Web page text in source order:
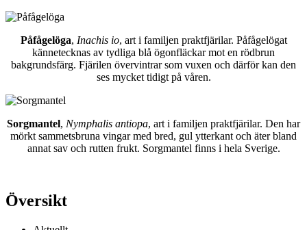
Påfågelöga, Inachis io, art i familjen praktfjärilar. Påfågelögat
kännetecknas av tydliga blå ögonfläckar mot en rödbrun
bakgrundsfärg. Fjärilen övervintrar som vuxen och därför kan den
ses mycket tidigt på våren.
Sorgmantel, Nymphalis antiopa, art i familjen praktfjärilar. Den har
mörkt sammetsbruna vingar med bred, gul ytterkant och äter bland
annat sav och rutten frukt. Sorgmantel finns i hela Sverige.
Översikt